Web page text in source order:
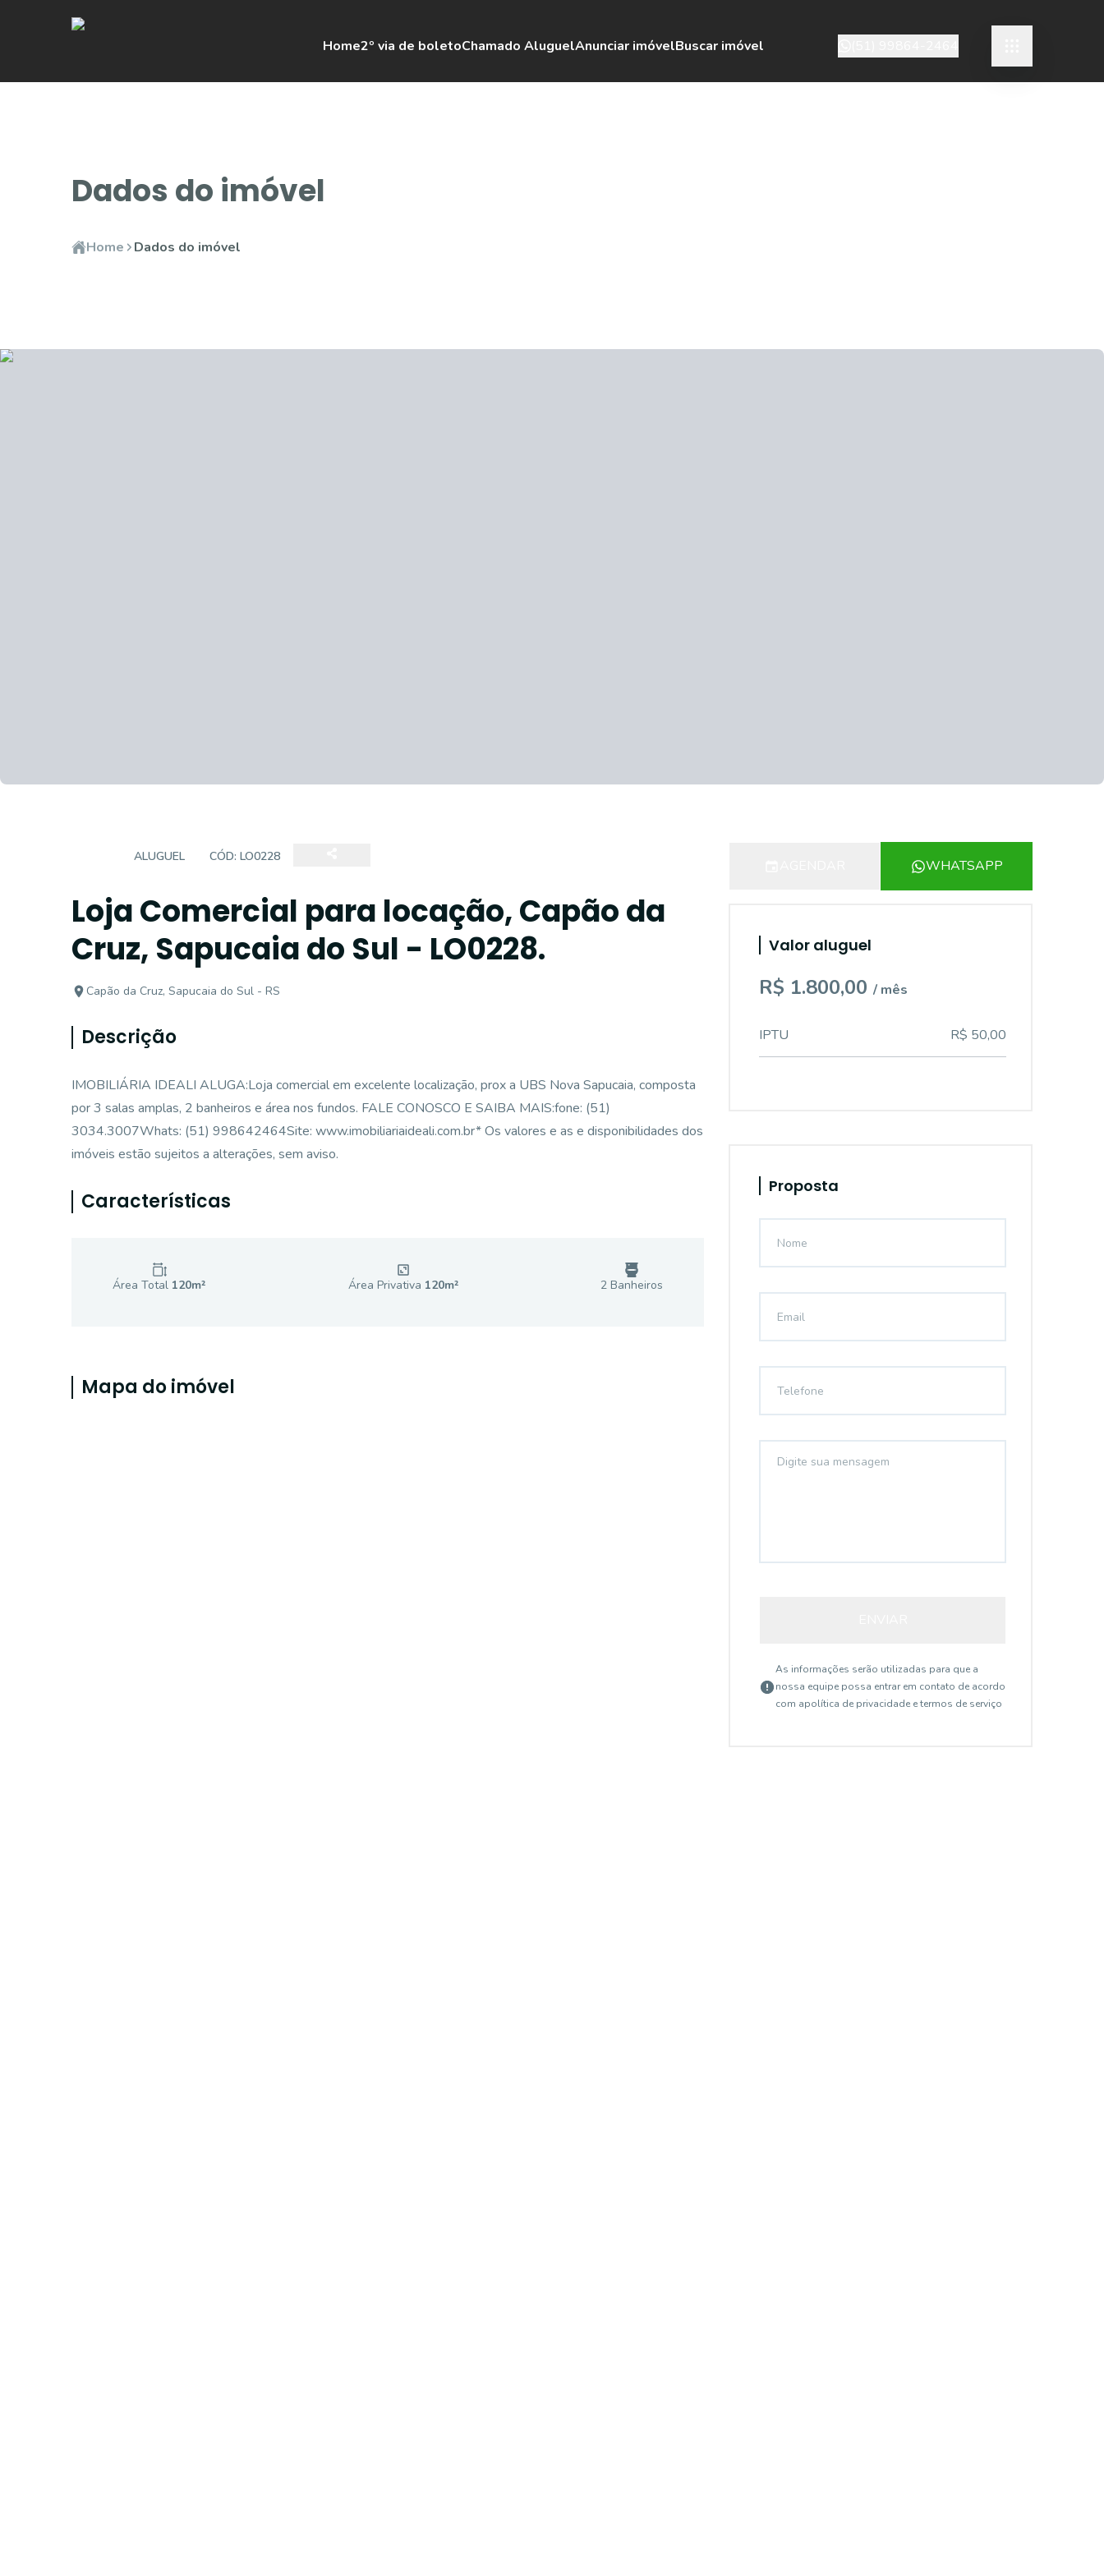
Home2º via de boletoChamado AluguelAnunciar imóvelBuscar imóvel
Dados do imóvel
Home Dados do imóvel
ALUGUEL CÓD: LO0228
Loja Comercial para locação, Capão da
Cruz, Sapucaia do Sul - LO0228.
Capão da Cruz, Sapucaia do Sul - RS
Descrição
IMOBILIÁRIA IDEALI ALUGA:Loja comercial em excelente localização, prox a UBS Nova Sapucaia, composta
por 3 salas amplas, 2 banheiros e área nos fundos. FALE CONOSCO E SAIBA MAIS:fone: (51)
3034.3007Whats: (51) 998642464Site: www.imobiliariaideali.com.br* Os valores e as e disponibilidades dos
imóveis estão sujeitos a alterações, sem aviso.
Características
Área Total 120m² Área Privativa 120m² 2 Banheiros
Mapa do imóvel
WHATSAPP
Valor aluguel
R$ 1.800,00 / mês
IPTU R$ 50,00
Proposta
As informações serão utilizadas para que a
nossa equipe possa entrar em contato de acordo
com apolítica de privacidade e termos de serviço